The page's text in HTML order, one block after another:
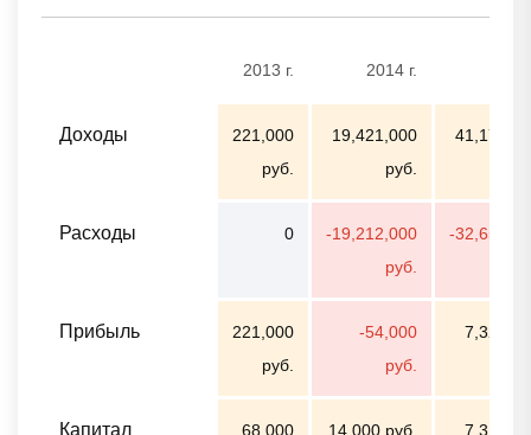
2013 г. 2014 г.
Доходы
221,000
руб.
19,421,000
руб.
Расходы 0
-19,212,000
руб.
-
Прибыль
221,000
руб.
-54,000
руб.
Капитал
68,000
14,000 руб.